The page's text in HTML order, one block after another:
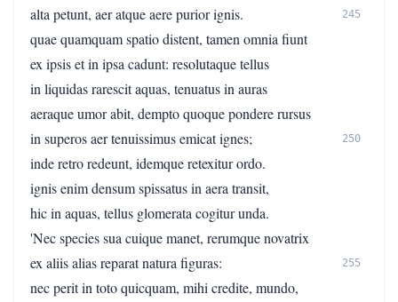
alta petunt, aer atque aere purior ignis. 245
quae quamquam spatio distent, tamen omnia fiunt
ex ipsis et in ipsa cadunt: resolutaque tellus
in liquidas rarescit aquas, tenuatus in auras
aeraque umor abit, dempto quoque pondere rursus
in superos aer tenuissimus emicat ignes;
250
inde retro redeunt, idemque retexitur ordo.
ignis enim densum spissatus in aera transit,
hic in aquas, tellus glomerata cogitur unda.
'Nec species sua cuique manet, rerumque novatrix
ex aliis alias reparat natura figuras:
255
nec perit in toto quicquam, mihi credite, mundo,